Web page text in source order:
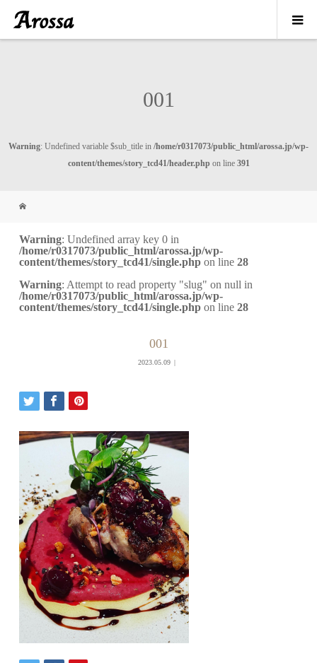
001
Warning: Undefined variable $sub_title in /home/r0317073/public_html/arossa.jp/wp-
content/themes/story_tcd41/header.php on line 391
Warning: Undefined array key 0 in
/home/r0317073/public_html/arossa.jp/wp-
content/themes/story_tcd41/single.php on line28
Warning: Attempt to read property "slug" on null in
/home/r0317073/public_html/arossa.jp/wp-
content/themes/story_tcd41/single.php on line28
001
2023.05.09